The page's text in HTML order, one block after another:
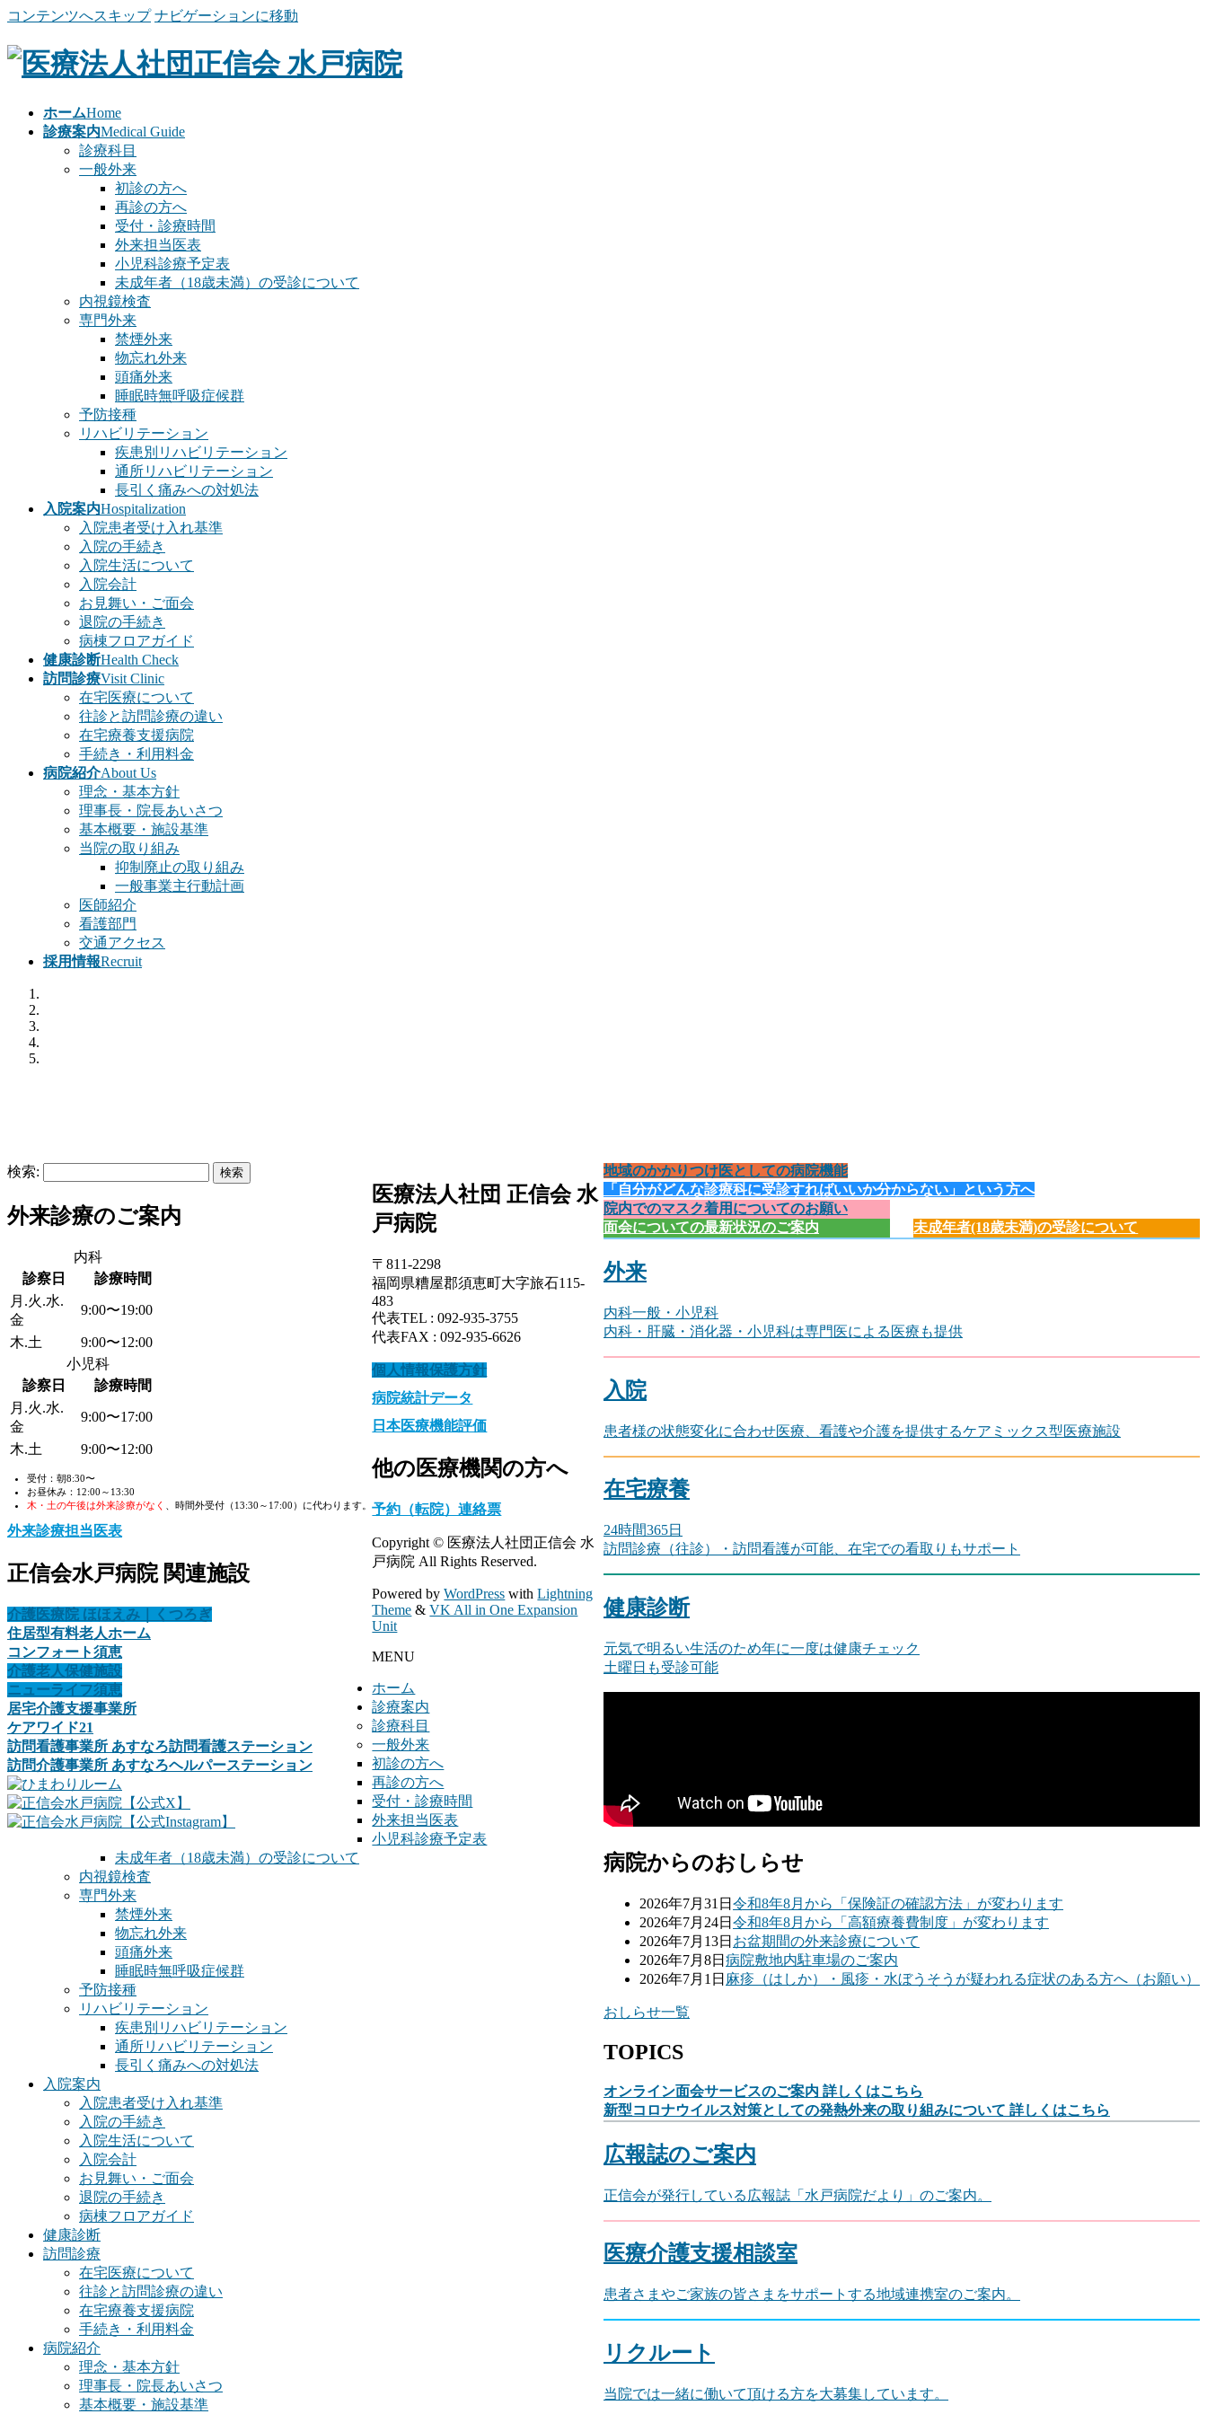
コンテンツへスキップ ナビゲーションに移動
ホームHome
診療案内Medical Guide
診療科目
一般外来
初診の方へ
再診の方へ
受付・診療時間
外来担当医表
小児科診療予定表
未成年者（18歳未満）の受診について
内視鏡検査
専門外来
禁煙外来
物忘れ外来
頭痛外来
睡眠時無呼吸症候群
予防接種
リハビリテーション
疾患別リハビリテーション
通所リハビリテーション
長引く痛みへの対処法
入院案内Hospitalization
入院患者受け入れ基準
入院の手続き
入院生活について
入院会計
お見舞い・ご面会
退院の手続き
病棟フロアガイド
健康診断Health Check
訪問診療Visit Clinic
在宅医療について
往診と訪問診療の違い
在宅療養支援病院
手続き・利用料金
病院紹介About Us
理念・基本方針
理事長・院長あいさつ
基本概要・施設基準
当院の取り組み
抑制廃止の取り組み
一般事業主行動計画
医師紹介
看護部門
交通アクセス
採用情報Recruit
地域のかかりつけ医としての病院機能
「自分がどんな診療科に受診すればいいか分からない」という方へ
院内でのマスク着用についてのお願い
面会についての最新状況のご案内
未成年者(18歳未満)の受診について
外来
内科一般・小児科
内科・肝臓・消化器・小児科は専門医による医療も提供
入院
患者様の状態変化に合わせ医療、看護や介護を提供するケアミックス型医療施設
在宅療養
24時間365日
訪問診療（往診）・訪問看護が可能、在宅での看取りもサポート
健康診断
元気で明るい生活のため年に一度は健康チェック
土曜日も受診可能
病院からのおしらせ
2026年7月31日 令和8年8月から「保険証の確認方法」が変わります
2026年7月24日 令和8年8月から「高額療養費制度」が変わります
2026年7月13日 お盆期間の外来診療について
2026年7月8日 病院敷地内駐車場のご案内
2026年7月1日 麻疹（はしか）・風疹・水ぼうそうが疑われる症状のある方へ（お願い）
おしらせ一覧
TOPICS
オンライン面会サービスのご案内 詳しくはこちら
新型コロナウイルス対策としての発熱外来の取り組みについて 詳しくはこちら
広報誌のご案内
正信会が発行している広報誌「水戸病院だより」のご案内。
医療介護支援相談室
患者さまやご家族の皆さまをサポートする地域連携室のご案内。
リクルート
当院では一緒に働いて頂ける方を大募集しています。
検索:
外来診療のご案内
内科
診察日
診療時間
月.火.水.
金
9:00〜19:00
木.土
9:00〜12:00
小児科
診察日
診療時間
月.火.水.
金
9:00〜17:00
木.土 9:00〜12:00
受付：朝8:30〜
お昼休み：12:00～13:30
木・土の午後は外来診療がなく
、時間外受付（13:30～17:00）に代わります。
外来診療担当医表
正信会水戸病院 関連施設
介護医療院 ほほえみ｜くつろぎ
住居型有料老人ホーム
コンフォート須恵
介護老人保健施設
ニューライフ須恵
居宅介護支援事業所
ケアワイド21
訪問看護事業所 あすなろ訪問看護ステーション
訪問介護事業所 あすなろヘルパーステーション
医療法人社団 正信会 水
戸病院
〒811-2298
福岡県糟屋郡須恵町大字旅石115-
483
代表TEL : 092-935-3755
代表FAX : 092-935-6626
個人情報保護方針
病院統計データ
日本医療機能評価
他の医療機関の方へ
予約（転院）連絡票
Copyright © 医療法人社団正信会 水
戸病院 All Rights Reserved.
Powered byWordPress withLightning
Theme &VK All in One Expansion
Unit
MENU
ホーム
診療案内
診療科目
一般外来
初診の方へ
再診の方へ
受付・診療時間
外来担当医表
小児科診療予定表
未成年者（18歳未満）の受診について
内視鏡検査
専門外来
禁煙外来
物忘れ外来
頭痛外来
睡眠時無呼吸症候群
予防接種
リハビリテーション
疾患別リハビリテーション
通所リハビリテーション
長引く痛みへの対処法
入院案内
入院患者受け入れ基準
入院の手続き
入院生活について
入院会計
お見舞い・ご面会
退院の手続き
病棟フロアガイド
健康診断
訪問診療
在宅医療について
往診と訪問診療の違い
在宅療養支援病院
手続き・利用料金
病院紹介
理念・基本方針
理事長・院長あいさつ
基本概要・施設基準